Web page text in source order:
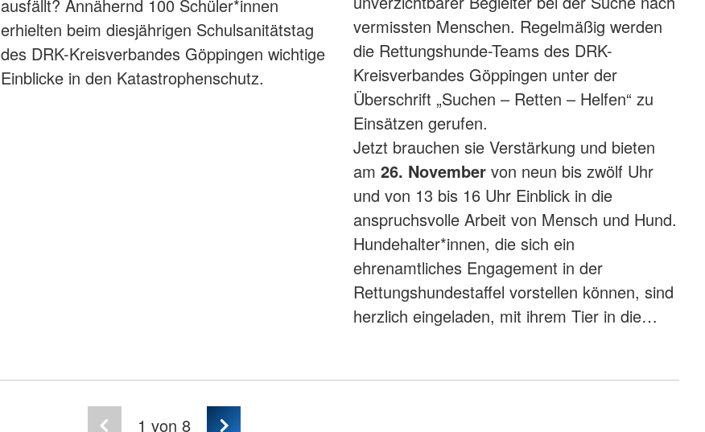
ausfällt? Annähernd 100 Schüler*innen
erhielten beim diesjährigen Schulsanitätstag
des DRK-Kreisverbandes Göppingen wichtige
Einblicke in den Katastrophenschutz.
vermissten Menschen. Regelmäßig werden
die Rettungshunde-Teams des DRK-
Kreisverbandes Göppingen unter der
Überschrift „Suchen – Retten – Helfen“ zu
Einsätzen gerufen.
Jetzt brauchen sie Verstärkung und bieten
am 26. Novembervon neun bis zwölf Uhr
und von 13 bis 16 Uhr Einblick in die
anspruchsvolle Arbeit von Mensch und Hund.
Hundehalter*innen, die sich ein
ehrenamtliches Engagement in der
Rettungshundestaffel vorstellen können, sind
herzlich eingeladen, mit ihrem Tier in die…
1 von 8